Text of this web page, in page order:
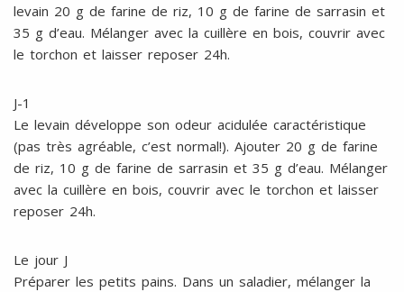
levain 20 g de farine de riz, 10 g de farine de sarrasin et
35 g d’eau. Mélanger avec la cuillère en bois, couvrir avec
le torchon et laisser reposer 24h.
J-1
Le levain développe son odeur acidulée caractéristique
(pas très agréable, c’est normal!). Ajouter 20 g de farine
de riz, 10 g de farine de sarrasin et 35 g d’eau. Mélanger
avec la cuillère en bois, couvrir avec le torchon et laisser
reposer 24h.
Le jour J
Préparer les petits pains. Dans un saladier, mélanger la